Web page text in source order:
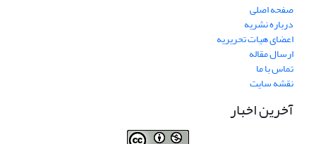
صفحه اصلی
درباره نشریه
اعضای هیات تحریریه
ارسال مقاله
تماس با ما
نقشه سایت
آخرین اخبار